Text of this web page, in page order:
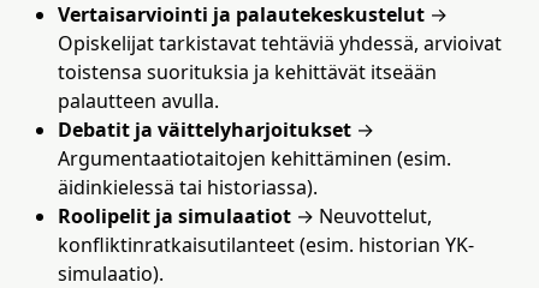
Vertaisarviointi ja palautekeskustelut →
Opiskelijat tarkistavat tehtäviä yhdessä, arvioivat
toistensa suorituksia ja kehittävät itseään
palautteen avulla.
Debatit ja väittelyharjoitukset →
Argumentaatiotaitojen kehittäminen (esim.
äidinkielessä tai historiassa).
Roolipelit ja simulaatiot → Neuvottelut,
konfliktinratkaisutilanteet (esim. historian YK-
simulaatio).